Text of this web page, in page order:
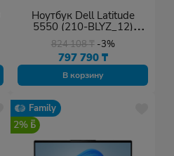
Ноутбук Dell Latitude
5550 (210-BLYZ_12)
серый
824 108₸ -3%
797 790 ₸
В корзину
Family
2%